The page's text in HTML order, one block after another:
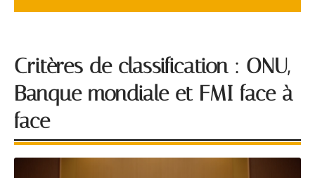
Critères de classification : ONU,
Banque mondiale et FMI face à
face